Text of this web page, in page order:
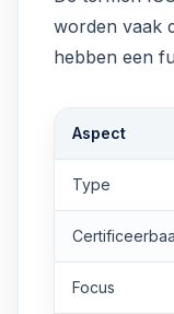
worden vaak
hebben een
Aspect
Type
Focus